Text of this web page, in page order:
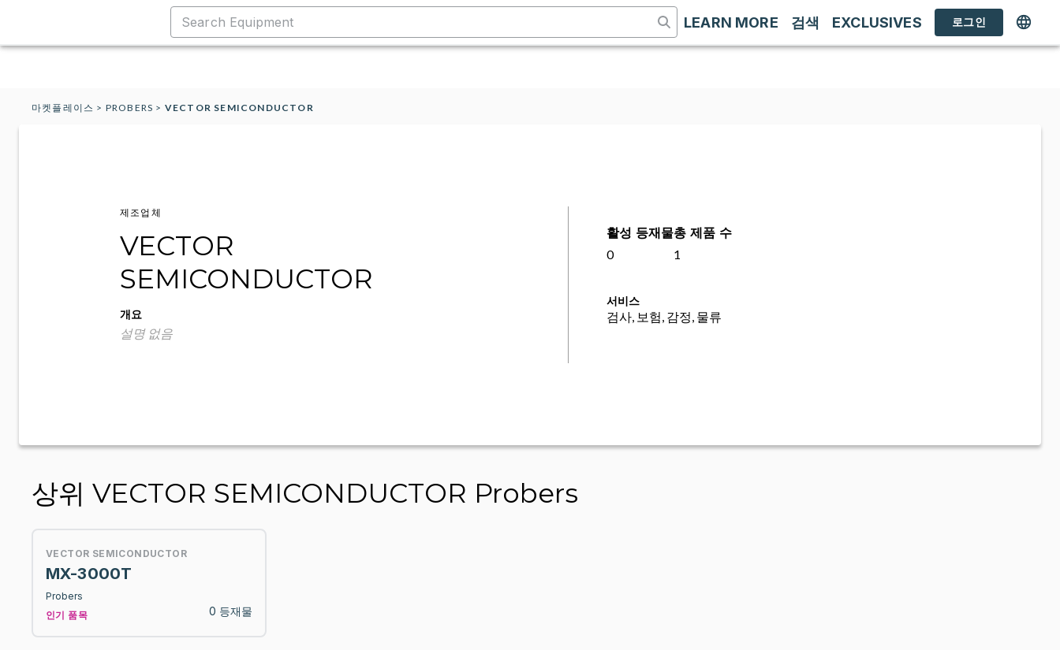
LEARN MORE 검색 EXCLUSIVES 로그인
마켓플레이스 > PROBERS > VECTOR SEMICONDUCTOR
제조업체
VECTOR
SEMICONDUCTOR
개요
설명 없음
활성 등재물
0
총 제품 수
1
서비스
검사, 보험, 감정, 물류
상위 VECTOR SEMICONDUCTOR Probers
VECTOR SEMICONDUCTOR
MX-3000T
Probers
인기 품목
0 등재물